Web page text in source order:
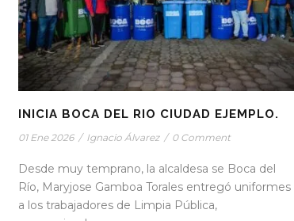
INICIA BOCA DEL RIO CIUDAD EJEMPLO.
01 Ene 2026 / Ignacio Álvarez / 0 Comment
Desde muy temprano, la alcaldesa se Boca del
Río, Maryjose Gamboa Torales entregó uniformes
a los trabajadores de Limpia Pública,